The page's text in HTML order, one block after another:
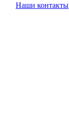
Наши контакты